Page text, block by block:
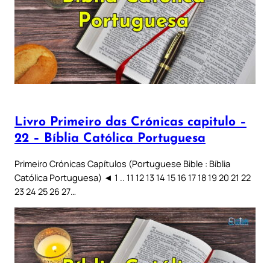
Livro Primeiro das Crónicas capitulo –
22 – Bíblia Católica Portuguesa
Primeiro Crónicas Capítulos (Portuguese Bible : Bíblia
Católica Portuguesa) ◄ 1 .. 11 12 13 14 15 16 17 18 19 20 21 22
23 24 25 26 27…